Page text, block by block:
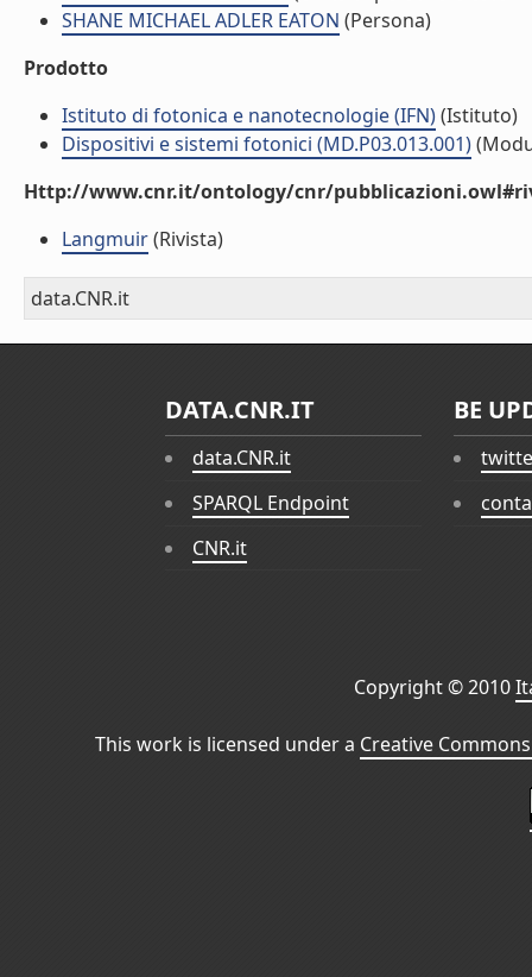
SHANE MICHAEL ADLER EATON (Persona)
Prodotto
Istituto di fotonica e nanotecnologie (IFN)(Istituto)
Dispositivi e sistemi fotonici (MD.P03.013.001)
Http://www.cnr.it/ontology/cnr/
Langmuir(Rivista)
data.CNR.it
DATA.CNR.IT
data.CNR.it
SPARQL Endpoint
CNR.it
BE
Copyright © 2010
This work is licensed under a Creative